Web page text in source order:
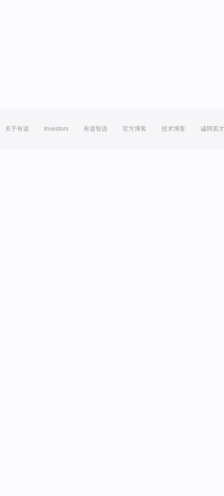
关于有道 Investors 有道智选 官方博客 技术博客 诚聘英才